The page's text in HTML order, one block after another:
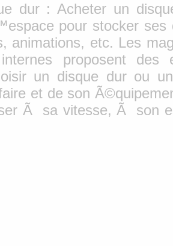
dur : Acheter un
pour stocker
animations, etc. Les
proposent
un disque dur ou
et de son
Ã sa vitesse, Ã son